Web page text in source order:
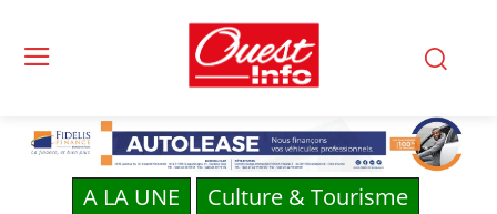
A LA UNE Culture & Tourisme